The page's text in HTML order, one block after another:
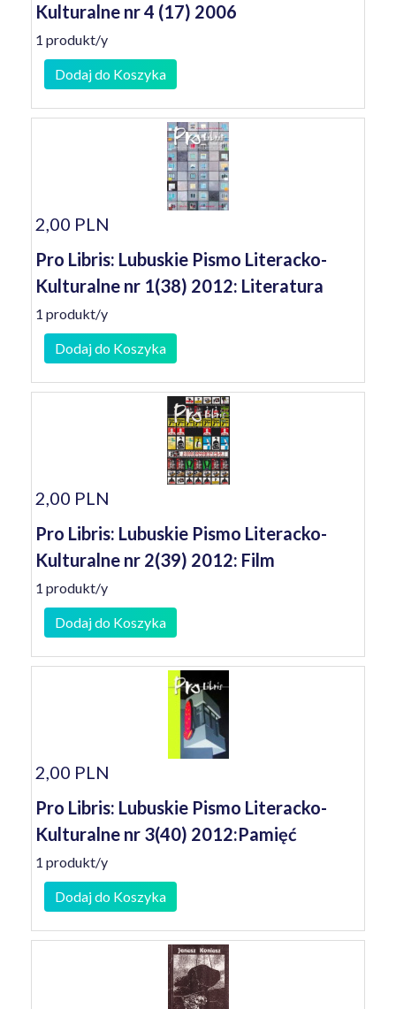
Kulturalne nr 4 (17) 2006
1 produkt/y
Dodaj do Koszyka
2,00 PLN
Pro Libris: Lubuskie Pismo Literacko-
Kulturalne nr 1(38) 2012: Literatura
1 produkt/y
Dodaj do Koszyka
2,00 PLN
Pro Libris: Lubuskie Pismo Literacko-
Kulturalne nr 2(39) 2012: Film
1 produkt/y
Dodaj do Koszyka
2,00 PLN
Pro Libris: Lubuskie Pismo Literacko-
Kulturalne nr 3(40) 2012:Pamięć
1 produkt/y
Dodaj do Koszyka